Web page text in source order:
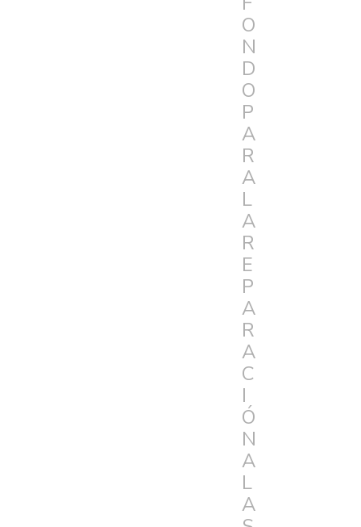
O
N
D
O
P
A
R
A
L
A
R
E
P
A
R
A
C
I
Ó
N
A
L
A